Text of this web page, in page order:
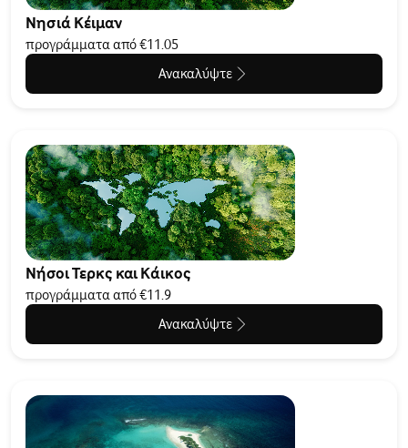
Νησιά Κέιμαν
προγράμματα από €11.05
Ανακαλύψτε
Νήσοι Τερκς και Κάικος
προγράμματα από €11.9
Ανακαλύψτε